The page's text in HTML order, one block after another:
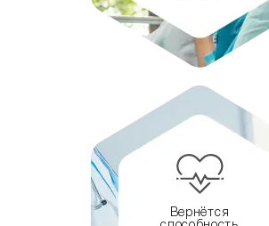
Вернётся